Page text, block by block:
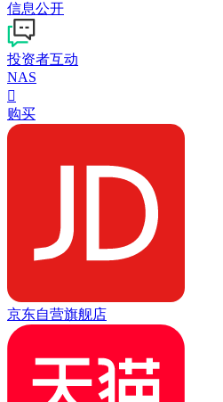
信息公开
投资者互动
NAS

购买
京东自营旗舰店